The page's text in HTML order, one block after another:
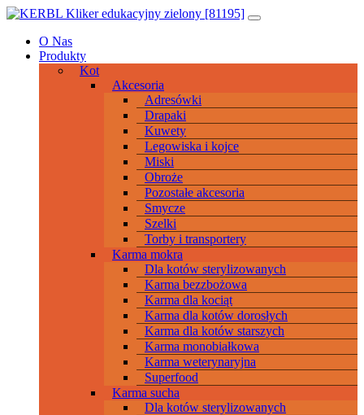
Przeskocz
treści
Main
Navigation
O Nas
Produkty
Kot
Akcesoria
Adresówki
Drapaki
Kuwety
Legowiska i kojce
Miski
Obroże
Pozostałe akcesoria
Smycze
Szelki
Torby i transportery
Karma mokra
Dla kotów sterylizowanych
Karma bezzbożowa
Karma dla kociąt
Karma dla kotów dorosłych
Karma dla kotów starszych
Karma monobiałkowa
Karma weterynaryjna
Superfood
Karma sucha
Dla kotów sterylizowanych